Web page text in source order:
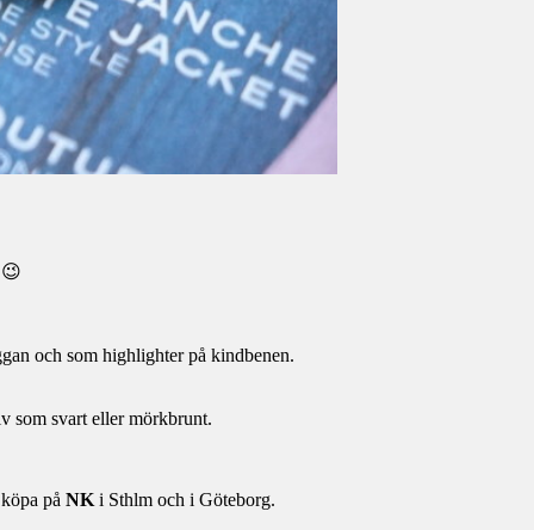
och som highlighter på kindbenen.
som svart eller mörkbrunt.
på NKi Sthlm och i Göteborg.